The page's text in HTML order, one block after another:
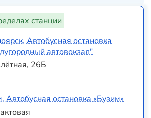
станции
Автобусная остановка
автовокзал"
26Б
Автобусная остановка «Бузим»